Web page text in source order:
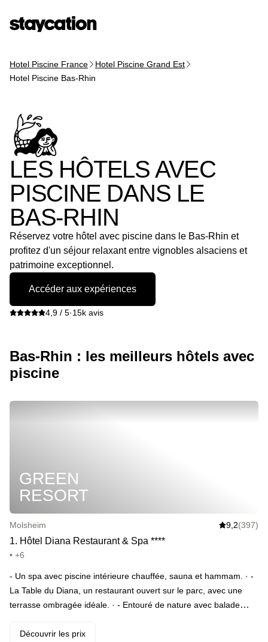
Hotel Piscine France
Hotel Piscine Grand Est
Hotel Piscine Bas-Rhin
LES HÔTELS AVEC
PISCINE DANS LE
BAS-RHIN
Réservez votre hôtel avec piscine dans le Bas-Rhin et
profitez d'un séjour relaxant entre vignobles alsaciens et
patrimoine exceptionnel.
Accéder aux expériences
4,9 / 5·15k avis
Bas-Rhin : les meilleurs hôtels avec
piscine
GREEN
RESORT
Molsheim 9,2(397)
1. Hôtel Diana Restaurant & Spa ****
• +6
- Un spa avec piscine intérieure chauffée, sauna et hammam. · -
La Table du Diana, un restaurant ouvert sur le parc, avec une
terrasse ombragée idéale. · - Entouré de nature avec balade
Découvrir les prix